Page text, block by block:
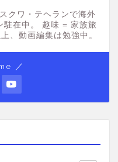
クワ・テヘランで海外
駐在中。 趣味 = 家族旅
、動画編集は勉強中。
／